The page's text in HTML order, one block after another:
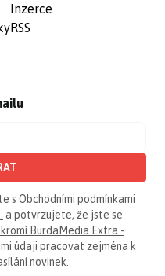
Inzerce
RSS
s Obchodními podmínkami
a potvrzujete, že jste se
BurdaMedia Extra -
údaji pracovat zejména k
novinek.